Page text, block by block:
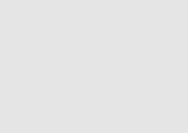
Wir bieten
Lösungen für
und Betriebe -